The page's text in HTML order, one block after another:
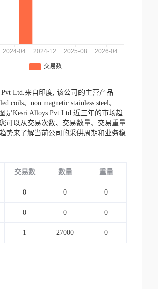
Ltd.来自印度, 该公司的主营产品
coils、non magnetic stainless steel、
图是Kesri Alloys Pvt Ltd.近三年的市场趋
可以从交易次数、交易数量、交易重量
势来了解当前公司的采供周期和业务稳
交易数 数量 重量
0 0 0
0 0 0
1 27000 0